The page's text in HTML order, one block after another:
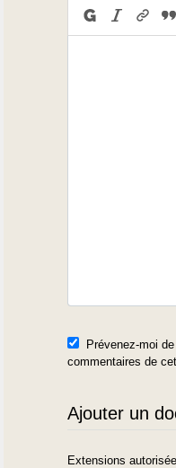
Prévenez-moi
commentaires de
Ajouter un
Extensions